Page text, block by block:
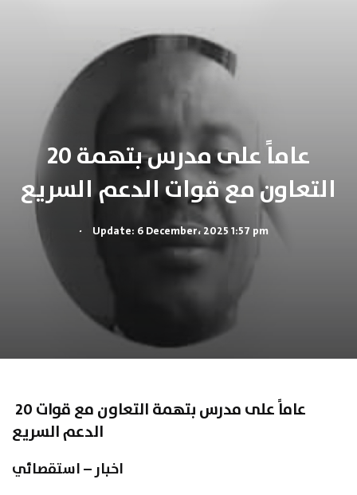
20 عاماً على مدرس بتهمة
التعاون مع قوات الدعم السريع
. Update: 6 December، 2025 1:57 pm
20 عاماً على مدرس بتهمة التعاون مع قوات
الدعم السريع
اخبار – استقصائي